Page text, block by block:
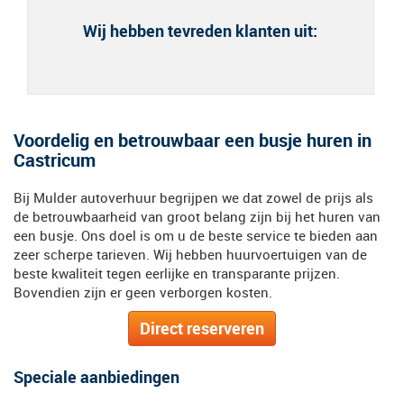
Wij hebben tevreden klanten uit:
Voordelig en betrouwbaar een busje huren in
Castricum
Bij Mulder autoverhuur begrijpen we dat zowel de prijs als
de betrouwbaarheid van groot belang zijn bij het huren van
een busje. Ons doel is om u de beste service te bieden aan
zeer scherpe tarieven. Wij hebben huurvoertuigen van de
beste kwaliteit tegen eerlijke en transparante prijzen.
Bovendien zijn er geen verborgen kosten.
Direct reserveren
Speciale aanbiedingen